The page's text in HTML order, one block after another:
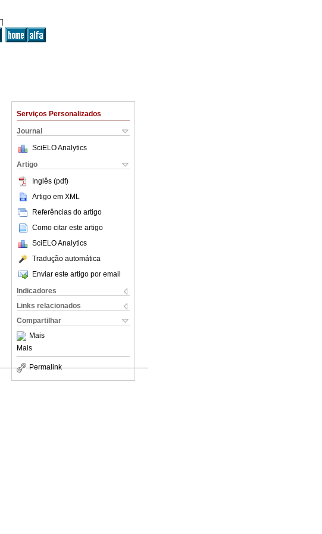
Serviços Personalizados
Journal
SciELO Analytics
Artigo
Inglês (pdf)
Artigo em XML
Referências do artigo
Como citar este artigo
SciELO Analytics
Tradução automática
Enviar este artigo por email
Indicadores
Links relacionados
Compartilhar
Mais
Mais
Permalink